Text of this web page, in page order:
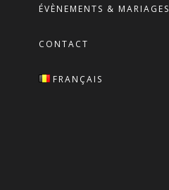
ÉVÈNEMENTS & MARIAGES
CONTACT
FRANÇAIS